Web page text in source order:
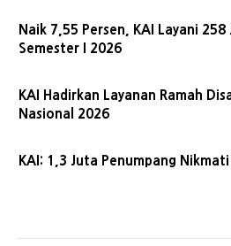
Naik 7,55 Persen, KAI Layani
Semester I 2026
KAI Hadirkan Layanan Ramah
Nasional 2026
KAI: 1,3 Juta Penumpang